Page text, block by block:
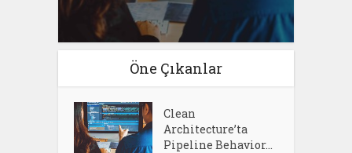
Öne Çıkanlar
Clean
Architecture’ta
Pipeline Behavior...